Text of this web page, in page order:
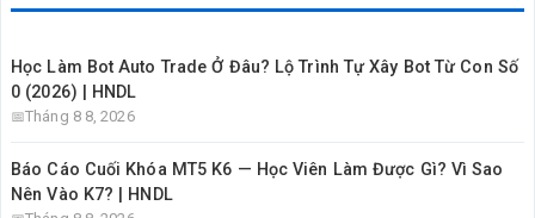
Học Làm Bot Auto Trade Ở Đâu? Lộ Trình Tự Xây Bot Từ Con Số
0 (2026) | HNDL
Tháng 8 8, 2026
Báo Cáo Cuối Khóa MT5 K6 — Học Viên Làm Được Gì? Vì Sao
Nên Vào K7? | HNDL